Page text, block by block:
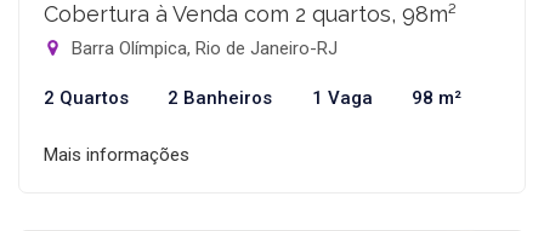
Cobertura à Venda com 2 quartos, 98m²
Barra Olímpica, Rio de Janeiro-RJ
2 Quartos 2 Banheiros 1 Vaga 98 m²
Mais informações